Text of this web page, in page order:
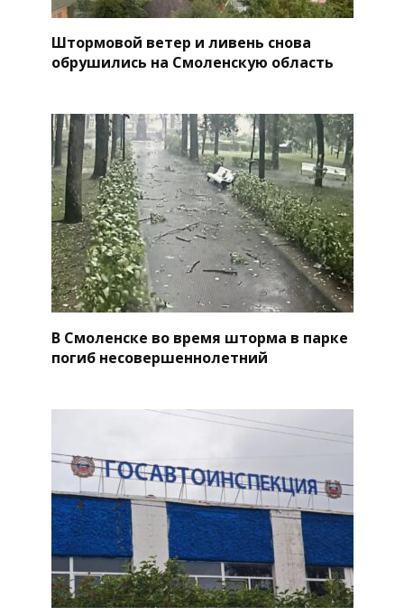
Штормовой ветер и ливень снова
обрушились на Смоленскую область
В Смоленске во время шторма в парке
погиб несовершеннолетний